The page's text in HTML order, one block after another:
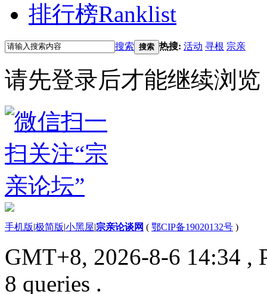
排行榜Ranklist
搜索 搜索 热搜: 活动 寻根 宗亲
请先登录后才能继续浏览
手机版|极简版|小黑屋|宗亲论谈网 ( 鄂CIP备19020132号 )
GMT+8, 2026-8-6 14:34 ,
8 queries .